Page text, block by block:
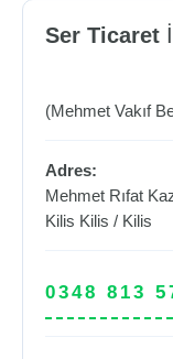
Ser Ticaret
(Mehmet Vakıf
Adres:
Mehmet Rıfat
Kilis Kilis / Kilis
0348 813